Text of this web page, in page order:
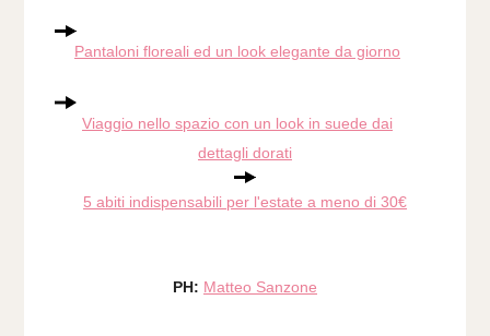
Pantaloni floreali ed un look elegante da giorno
Viaggio nello spazio con un look in suede dai
dettagli dorati
5 abiti indispensabili per l'estate a meno di 30€
PH: Matteo Sanzone